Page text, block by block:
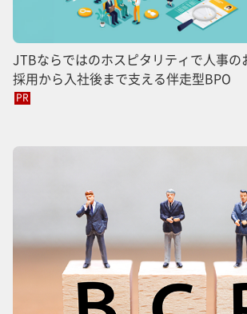
JTBならではのホスピタリティで人事
採用から入社後まで支える伴走型BPO
PR